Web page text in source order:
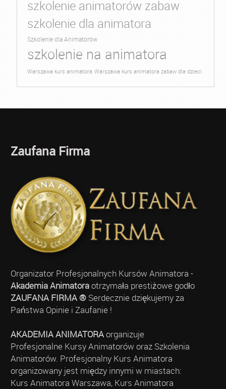
szkolenie animatorów zabaw
szkolenie dla animatora
Szkolenie dla Animatorów
szkolenie na animatora
Warszawa kurs animatora Warszawa kurs animatora zabaw dla dzieci
Zaufana Firma
Organizator Profesjonalnych Kursów Animatora -
Akademia Animatoraotrzymała prestiżowe godło
ZAUFANA FIRMA ®Serdecznie dziękujemy za
Państwa Opinie i Zaufanie !
AKADEMIA ANIMATORAorganizuje
Profesjonalne Kursy Animatorów oraz Szkolenia
Animatorów. Profesjonalny Kurs Animatora
organizowany jest między innymi w miastach:
Kurs Animatora Warszawa, Kurs Animatora